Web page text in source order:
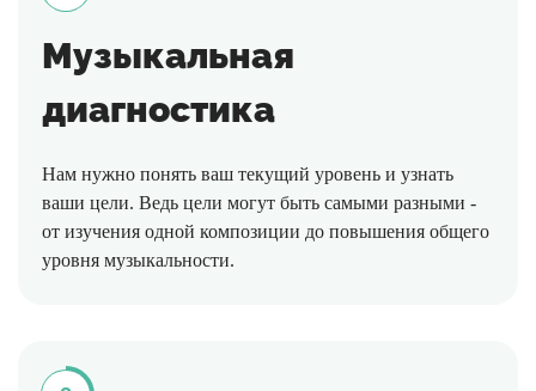
Музыкальная
диагностика
Нам нужно понять ваш текущий уровень и узнать
ваши цели. Ведь цели могут быть самыми разными -
от изучения одной композиции до повышения общего
уровня музыкальности.